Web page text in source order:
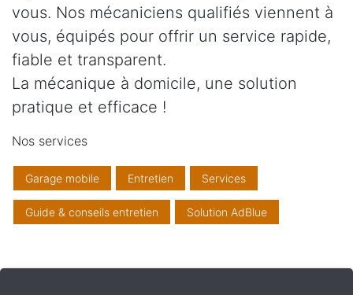
vous. Nos mécaniciens qualifiés viennent à
vous, équipés pour offrir un service rapide,
fiable et transparent.
La mécanique à domicile, une solution
pratique et efficace !
Nos services
Garage mobile Entretien Services
Guide & conseils entretien Solution AdBlue